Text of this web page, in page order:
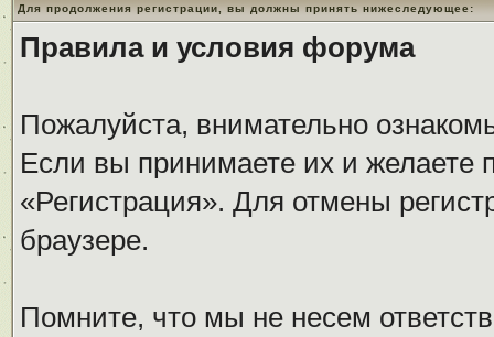
Для продолжения регистрации, вы должны принять нижеследующее:
Правила и условия форума
Пожалуйста, внимательно
Если вы принимаете их и желаете
«Регистрация». Для отмены
браузере.
Помните, что мы не несем